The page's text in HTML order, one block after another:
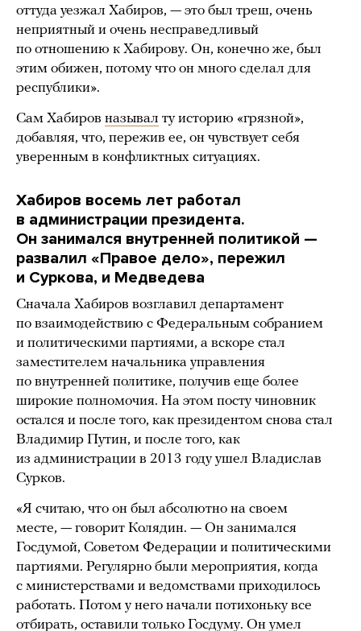
оттуда уезжал Хабиров, — это был треш, очень
неприятный и очень несправедливый
по отношению к Хабирову. Он, конечно же, был
этим обижен, потому что он много сделал для
республики».
Сам Хабиров называл ту историю «грязной»,
добавляя, что, пережив ее, он чувствует себя
уверенным в конфликтных ситуациях.
Хабиров восемь лет работал
в администрации президента.
Он занимался внутренней политикой —
развалил «Правое дело», пережил
и Суркова, и Медведева
Сначала Хабиров возглавил департамент
по взаимодействию с Федеральным собранием
и политическими партиями, а вскоре стал
заместителем начальника управления
по внутренней политике, получив еще более
широкие полномочия. На этом посту чиновник
остался и после того, как президентом снова стал
Владимир Путин, и после того, как
из администрации в 2013 году ушел Владислав
Сурков.
«Я считаю, что он был абсолютно на своем
месте, — говорит Колядин. — Он занимался
Госдумой, Советом Федерации и политическими
партиями. Регулярно были мероприятия, когда
с министерствами и ведомствами приходилось
работать. Потом у него начали потихоньку все
отбирать, оставили только Госдуму. Он умел